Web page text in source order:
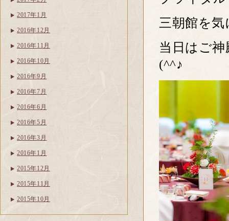
三朝館を
当日はご
(^^♪
2017年1月
2016年12月
2016年11月
2016年10月
2016年9月
2016年7月
2016年6月
2016年5月
2016年3月
2016年1月
2015年12月
2015年11月
2015年10月